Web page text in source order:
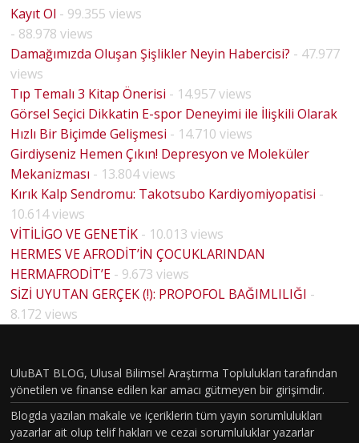
Kayıt Ol - 99.355 views
- 88.978 views
Damağımızda Oluşan Şişlikler Neyin Habercisi? - 47.977
views
Tıp Temalı 3 Kitap Önerisi - 14.957 views
Görsel Seçici Dikkatin E-spor Deneyimi ile İlişkili Olarak
Hızlı Bir Biçimde Gelişmesi - 14.710 views
Girdiyseniz Hemen Çıkın! Depresyon ve Moleküler
Mekanizması - 13.804 views
Kırık Kalp Sendromu: Takotsubo Kardiyomiyopatisi -
10.614 views
VİTİLİGO VE GENETİK - 10.013 views
HERMES VE AFRODİT’İN ÇOCUKLARINDAN
HERMAFRODİT’E - 9.673 views
SİZİ UYUTAN GERÇEK (!): PROPOFOL BAĞIMLILIĞI -
8.172 views
UluBAT BLOG, Ulusal Bilimsel Araştırma Toplulukları tarafından
yönetilen ve finanse edilen kar amacı gütmeyen bir girişimdir.
Blogda yazılan makale ve içeriklerin tüm yayın sorumlulukları
yazarlar ait olup telif hakları ve cezai sorumluluklar yazarlar
BİYOLO
TOPLU
MSAL
CİNSİYE